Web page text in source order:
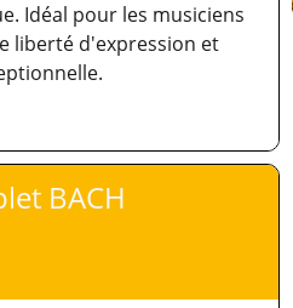
Idéal pour les musiciens
liberté d'expression et
BACH